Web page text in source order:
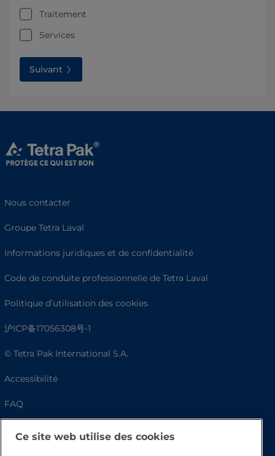
Traitement
Services
Suivant
Nous contacter
Groupe Tetra Laval
Informations juridiques et de confidentialité
Code de conduite professionnelle de Tetra Laval
Politique d’utilisation des cookies
沪ICP备17056308号-1
© Tetra Pak International S.A.
Accessibilité
FAQ
Ce site web utilise des cookies